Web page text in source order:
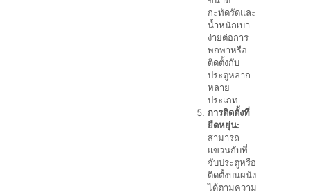
กะทัดรัดและ
น้ำหนักเบา
ง่ายต่อการ
พกพาหรือ
ติดตั้งกับ
ประตูหลาก
หลาย
ประเภท
การติดตั้งที่
ยืดหยุ่น:
สามารถ
แขวนกับที่
จับประตูหรือ
ติดตั้งบนผนัง
ได้ตามความ